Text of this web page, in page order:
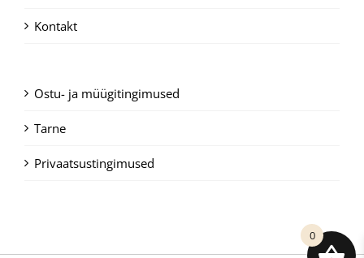
Kontakt
Ostu- ja müügitingimused
Tarne
Privaatsustingimused
0